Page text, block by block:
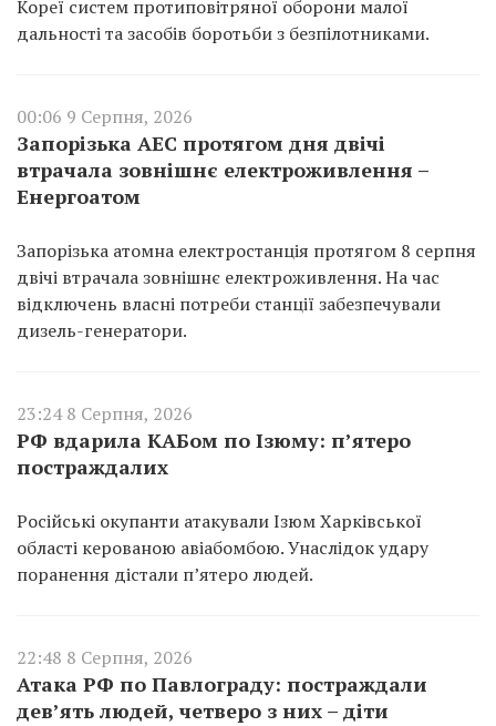
Кореї систем протиповітряної оборони малої
дальності та засобів боротьби з безпілотниками.
00:06 9 Серпня, 2026
Запорізька АЕС протягом дня двічі
втрачала зовнішнє електроживлення –
Енергоатом
Запорізька атомна електростанція протягом 8 серпня
двічі втрачала зовнішнє електроживлення. На час
відключень власні потреби станції забезпечували
дизель-генератори.
23:24 8 Серпня, 2026
РФ вдарила КАБом по Ізюму: п’ятеро
постраждалих
Російські окупанти атакували Ізюм Харківської
області керованою авіабомбою. Унаслідок удару
поранення дістали п’ятеро людей.
22:48 8 Серпня, 2026
Атака РФ по Павлограду: постраждали
дев’ять людей, четверо з них – діти